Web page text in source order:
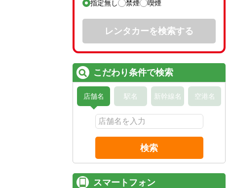
指定無し 禁煙 喫煙
レンタカーを検索する
こだわり条件で検索
店舗名 駅名 新幹線名 空港名
検索
スマートフォン